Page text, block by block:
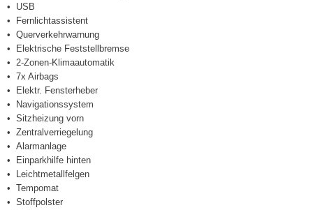
USB
Fernlichtassistent
Querverkehrwarnung
Elektrische Feststellbremse
2-Zonen-Klimaautomatik
7x Airbags
Elektr. Fensterheber
Navigationssystem
Sitzheizung vorn
Zentralverriegelung
Alarmanlage
Einparkhilfe hinten
Leichtmetallfelgen
Tempomat
Stoffpolster